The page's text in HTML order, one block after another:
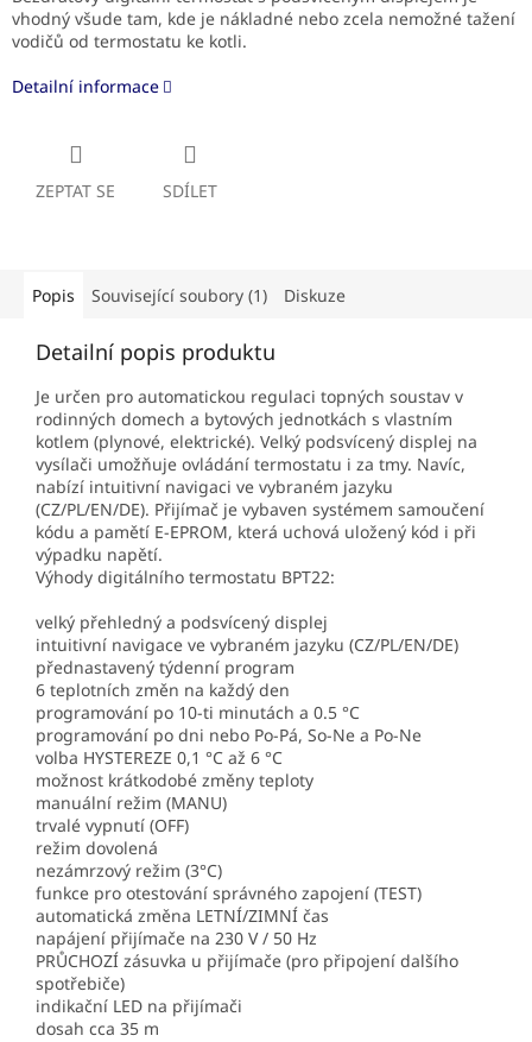
vhodný všude tam, kde je nákladné nebo zcela nemožné tažení
vodičů od termostatu ke kotli.
Detailní informace
ZEPTAT SE SDÍLET
Popis Související soubory (1) Diskuze
Detailní popis produktu
Je určen pro automatickou regulaci topných soustav v
rodinných domech a bytových jednotkách s vlastním
kotlem (plynové, elektrické). Velký podsvícený displej na
vysílači umožňuje ovládání termostatu i za tmy. Navíc,
nabízí intuitivní navigaci ve vybraném jazyku
(CZ/PL/EN/DE). Přijímač je vybaven systémem samoučení
kódu a pamětí E-EPROM, která uchová uložený kód i při
výpadku napětí.
Výhody digitálního termostatu BPT22:
velký přehledný a podsvícený displej
intuitivní navigace ve vybraném jazyku (CZ/PL/EN/DE)
přednastavený týdenní program
6 teplotních změn na každý den
programování po 10-ti minutách a 0.5 °C
programování po dni nebo Po-Pá, So-Ne a Po-Ne
volba HYSTEREZE 0,1 °C až 6 °C
možnost krátkodobé změny teploty
manuální režim (MANU)
trvalé vypnutí (OFF)
režim dovolená
nezámrzový režim (3°C)
funkce pro otestování správného zapojení (TEST)
automatická změna LETNÍ/ZIMNÍ čas
napájení přijímače na 230 V / 50 Hz
PRŮCHOZÍ zásuvka u přijímače (pro připojení dalšího
spotřebiče)
indikační LED na přijímači
dosah cca 35 m